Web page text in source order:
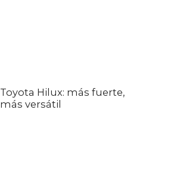
Toyota Hilux: más fuerte,
más versátil